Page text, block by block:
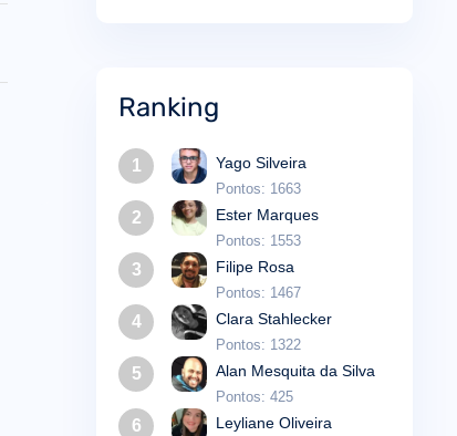
Ranking
1 Yago Silveira
Pontos: 1663
2 Ester Marques
Pontos: 1553
3 Filipe Rosa
Pontos: 1467
4 Clara Stahlecker
Pontos: 1322
5 Alan Mesquita da Silva
Pontos: 425
6 Leyliane Oliveira